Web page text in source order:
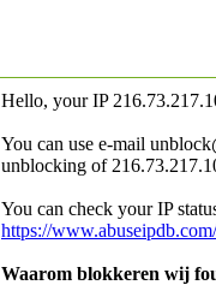
Hello, your IP
You can use e-mail
unblocking of
You can check your IP
https://
Waarom blokkeren wij